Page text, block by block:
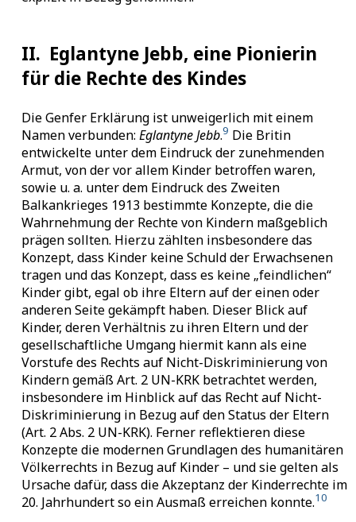
II. Eglantyne Jebb, eine Pionierin
für die Rechte des Kindes
Die Genfer Erklärung ist unweigerlich mit einem
Namen verbunden:Eglantyne Jebb.9 Die Britin
entwickelte unter dem Eindruck der zunehmenden
Armut, von der vor allem Kinder betroffen waren,
sowie u. a. unter dem Eindruck des Zweiten
Balkankrieges 1913 bestimmte Konzepte, die die
Wahrnehmung der Rechte von Kindern maßgeblich
prägen sollten. Hierzu zählten insbesondere das
Konzept, dass Kinder keine Schuld der Erwachsenen
tragen und das Konzept, dass es keine „feindlichen“
Kinder gibt, egal ob ihre Eltern auf der einen oder
anderen Seite gekämpft haben. Dieser Blick auf
Kinder, deren Verhältnis zu ihren Eltern und der
gesellschaftliche Umgang hiermit kann als eine
Vorstufe des Rechts auf Nicht-Diskriminierung von
Kindern gemäß Art. 2 UN-KRK betrachtet werden,
insbesondere im Hinblick auf das Recht auf Nicht-
Diskriminierung in Bezug auf den Status der Eltern
(Art. 2 Abs. 2 UN-KRK). Ferner reflektieren diese
Konzepte die modernen Grundlagen des humanitären
Völkerrechts in Bezug auf Kinder – und sie gelten als
Ursache dafür, dass die Akzeptanz der Kinderrechte im
20. Jahrhundert so ein Ausmaß erreichen konnte.10